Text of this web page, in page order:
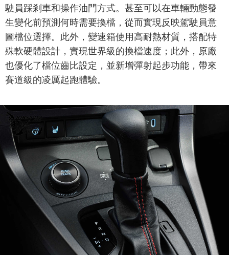
駛員踩剎車和操作油門方式。甚至可以在車輛動態發
生變化前預測何時需要換檔，從而實現反映駕駛員意
圖檔位選擇。此外，變速箱使用高耐熱材質，搭配特
殊軟硬體設計，實現世界級的換檔速度；此外，原廠
也優化了檔位齒比設定，並新增彈射起步功能，帶來
賽道級的凌厲起跑體驗。